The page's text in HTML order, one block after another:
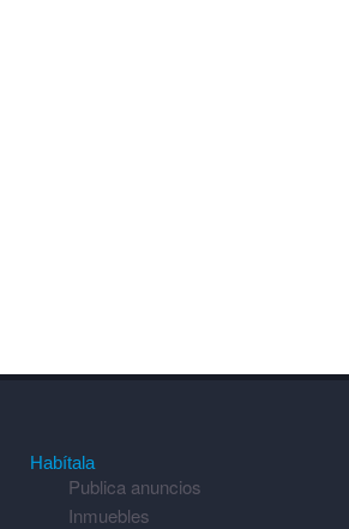
Habítala
Publica anuncios
Inmuebles